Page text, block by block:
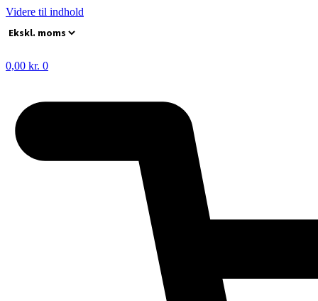
Videre til indhold
0,00 kr. 0